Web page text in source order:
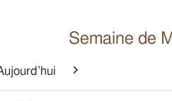
Semaine de